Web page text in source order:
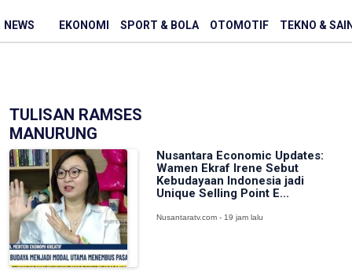
NEWS EKONOMI SPORT & BOLA OTOMOTIF TEKNO &
TULISAN RAMSES
MANURUNG
Nusantara Economic Updates:
Wamen Ekraf Irene Sebut
Kebudayaan Indonesia jadi
Unique Selling Point E...
Nusantaratv.com - 19 jam lalu